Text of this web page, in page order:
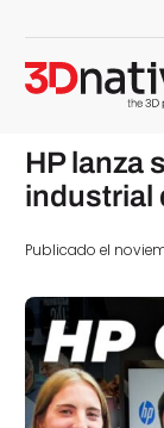
HP lanza
industrial
Publicado el